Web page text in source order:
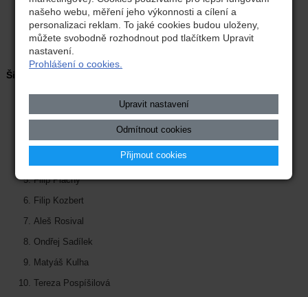
Alex Fulín
Kristián Šuba
Šikovné ruce
Veronika Prokopová
Julia Hutnyková
Kryštof Rosenvald
Filip Plachý
Filip Kozbert
Aleš Rosival
Ondřej Sadílek
Matyáš Kulha
Tereza Pospíšilová
našeho webu, měření jeho výkonnosti a cílení a
personalizaci reklam. To jaké cookies budou uloženy,
můžete svobodně rozhodnout pod tlačítkem Upravit
nastavení.
Prohlášení o cookies.
Upravit nastavení
Odmítnout cookies
Přijmout cookies